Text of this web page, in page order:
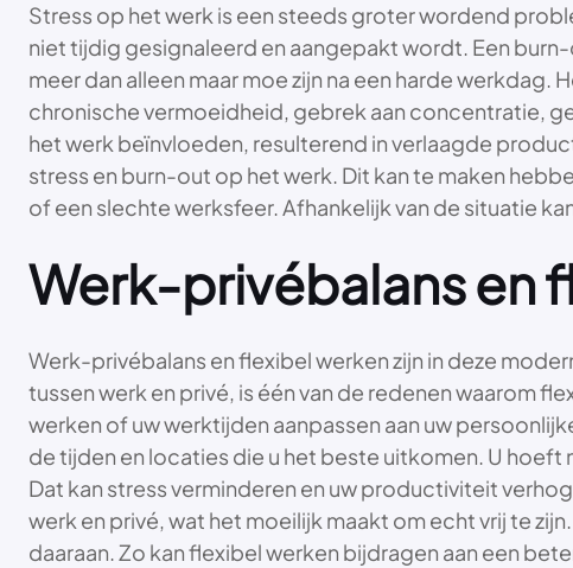
Stress op het werk is een steeds groter wordend
niet tijdig gesignaleerd en aangepakt wordt. Een
meer dan alleen maar moe zijn na een harde werkdag.
chronische vermoeidheid, gebrek aan concentratie,
het werk beïnvloeden, resulterend in verlaagde
stress en burn-out op het werk. Dit kan te maken
of een slechte werksfeer. Afhankelijk van de situatie
Werk-privébalans en
Werk-privébalans en flexibel werken zijn in deze
tussen werk en privé, is één van de redenen waarom
werken of uw werktijden aanpassen aan uw
de tijden en locaties die u het beste uitkomen. U
Dat kan stress verminderen en uw productiviteit
werk en privé, wat het moeilijk maakt om echt vrij te
daaraan. Zo kan flexibel werken bijdragen aan een